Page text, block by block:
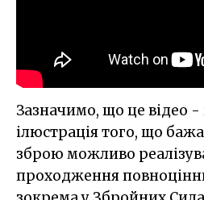
Зазначимо, що це відео -
ілюстрація того, що
зброю можливо
проходження